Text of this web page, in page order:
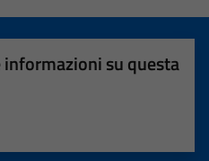
su questa
su 5
5